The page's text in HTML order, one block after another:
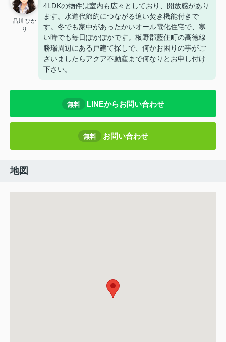
品川 ひか
り
4LDKの物件は室内も広々としており、開放感があり
ます。水道代節約につながる追い焚き機能付きで
す。冬でも家中があったかいオール電化住宅で、寒
い時でも毎日ぽかぽかです。板野郡藍住町の高徳線
勝瑞周辺にある戸建て探しで、何かお困りの事がご
ざいましたらアクア不動産まで何なりとお申し付け
下さい。
無料 LINEからお問い合わせ
無料 お問い合わせ
地図